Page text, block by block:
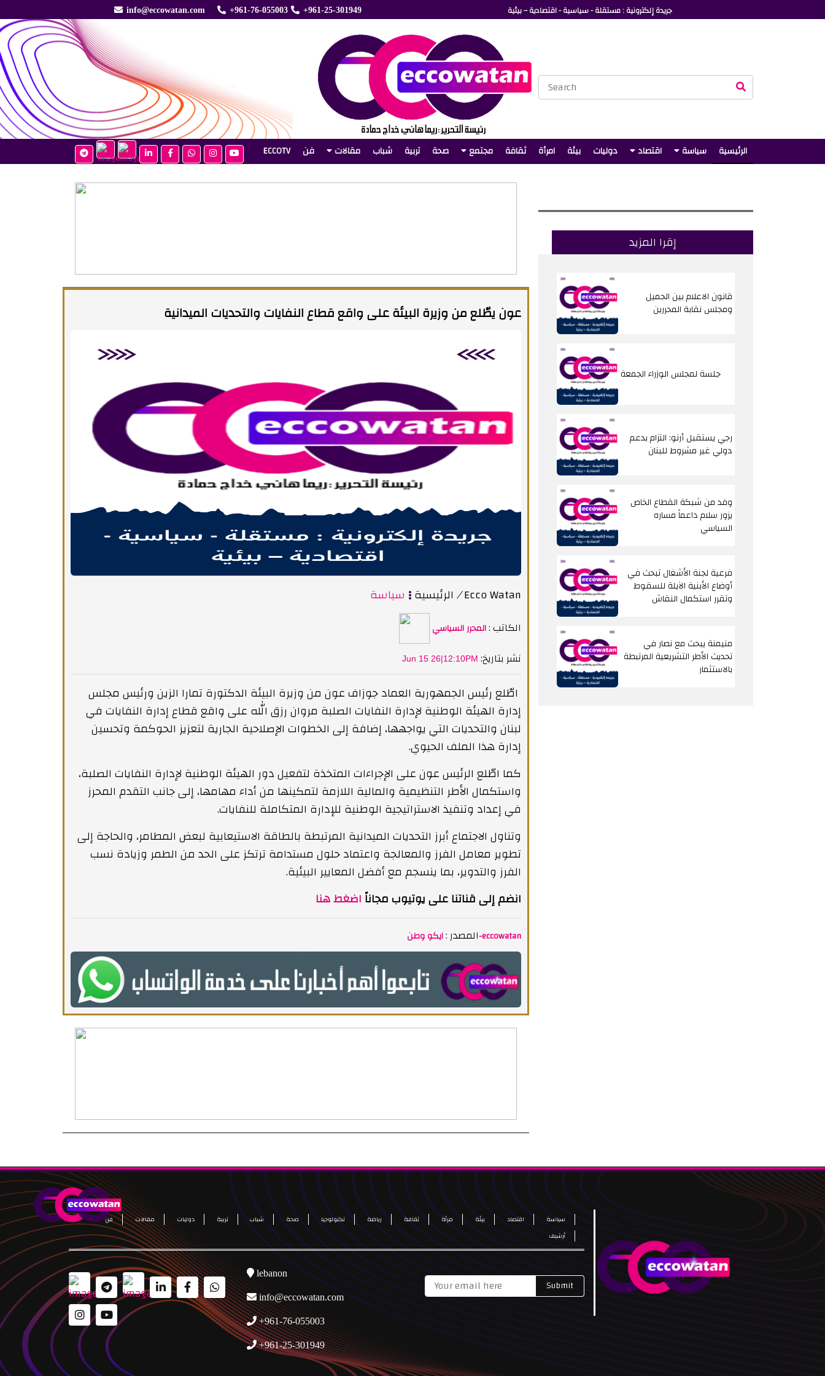
info@eccowatan.com +961-76-055003 +961-25-301949 جريدة إلكترونية : مستقلة - سياسية - اقتصادية – بيئية
ECCOTV فن مقالات شباب تربية صحة مجتمع ثقافة امرأة بيئة دوليات اقتصاد سياسة الرئيسية
عون يطّلع من وزيرة البيئة على واقع قطاع النفايات والتحديات الميدانية
الرئيسية سياسة /Ecco Watan
الكاتب :المحرر السياسي
Jun 15 26|12:10PM :نشر بتاريخ
اطّلع رئيس الجمهورية العماد جوزاف عون من وزيرة البيئة الدكتورة تمارا الزين ورئيس مجلس
إدارة الهيئة الوطنية لإدارة النفايات الصلبة مروان رزق الله على واقع قطاع إدارة النفايات في
لبنان والتحديات التي يواجهها، إضافة إلى الخطوات الإصلاحية الجارية لتعزيز الحوكمة وتحسين
إدارة هذا الملف الحيوي.
‏كما اطّلع الرئيس عون على الإجراءات المتخذة لتفعيل دور الهيئة الوطنية لإدارة النفايات الصلبة،
واستكمال الأطر التنظيمية والمالية اللازمة لتمكينها من أداء مهامها، إلى جانب التقدم المحرز
في إعداد وتنفيذ الاستراتيجية الوطنية للإدارة المتكاملة للنفايات.
‏وتناول الاجتماع أبرز التحديات الميدانية المرتبطة بالطاقة الاستيعابية لبعض المطامر، والحاجة إلى
تطوير معامل الفرز والمعالجة واعتماد حلول مستدامة ترتكز على الحد من الطمر وزيادة نسب
الفرز والتدوير، بما ينسجم مع أفضل المعايير البيئية.
انضم إلى قناتنا على يوتيوب مجاناً اضغط هنا
المصدر :ايكو وطن-eccowatan
إقرا المزيد
قانون الاعلام بين الجميل
ومجلس نقابة المحررين
جلسة لمجلس الوزراء الجمعة
رجي يستقبل أرنو: التزام بدعم
دولي غير مشروط للبنان
وفد من شبكة القطاع الخاص
يزور سلام داعماً مساره
السياسي
فرعية لجنة الأشغال تبحث في
أوضاع الأبنية الآيلة للسقوط
وتقرر استكمال النقاش
منيمنة يبحث مع نصار في
تحديث الأطر التشريعية المرتبطة
بالاستثمار
سياسة اقتصاد بيئة مرأة ثقافة رياضة تكنولوجيا صحة شباب تربية دوليات مقالات
فن
أرشيف
lebanon
info@eccowatan.com
+961-76-055003
+961-25-301949
Submit